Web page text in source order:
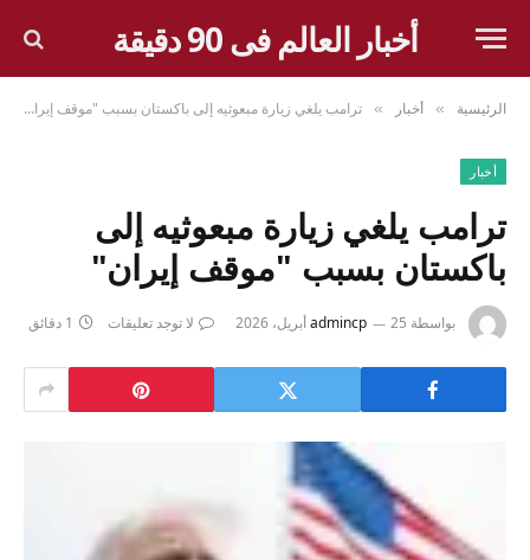
أخبار العالم فى 90 دقيقة
الرئيسية » أخبار » ترامب يلغي زيارة مبعوثيه إلى باكستان بسبب "موقف إيران"
أخبار
ترامب يلغي زيارة مبعوثيه إلى
باكستان بسبب "موقف إيران"
بواسطة admincp 25 أبريل، 2026 لا توجد تعليقات 1 دقائق